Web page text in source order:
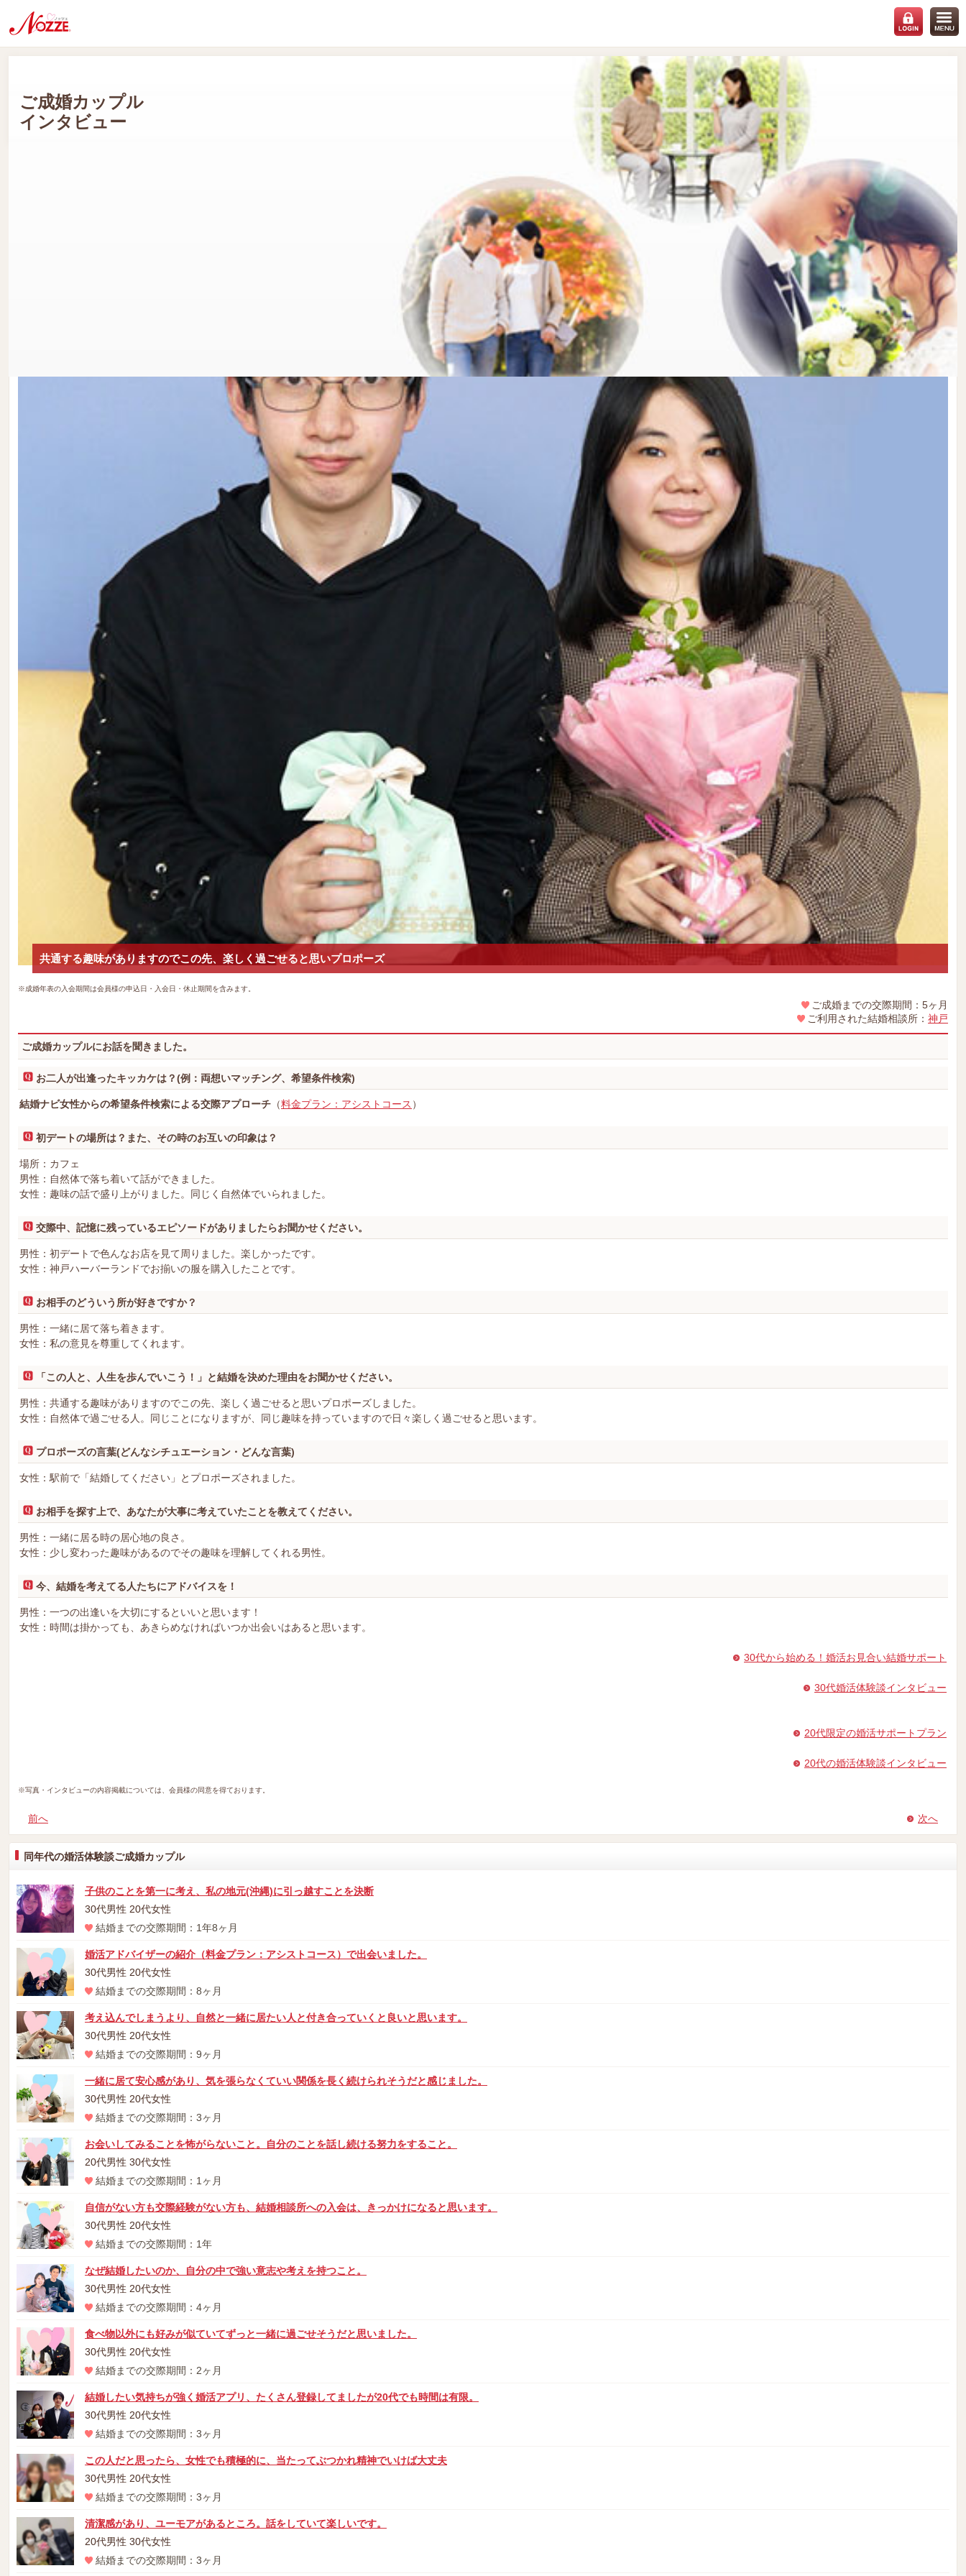
ご成婚カップル
インタビュー
共通する趣味がありますのでこの先、楽しく過ごせると思いプロポーズ
※成婚年表の入会期間は会員様の申込日・入会日・休止期間を含みます。
ご成婚までの交際期間：5ヶ月
ご利用された結婚相談所： 神戸
ご成婚カップルにお話を聞きました。
お二人が出逢ったキッカケは？(例：両想いマッチング、希望条件検索)
結婚ナビ女性からの希望条件検索による交際アプローチ （料金プラン：アシストコース ）
初デートの場所は？また、その時のお互いの印象は？
場所：カフェ
男性：自然体で落ち着いて話ができました。
女性：趣味の話で盛り上がりました。同じく自然体でいられました。
交際中、記憶に残っているエピソードがありましたらお聞かせください。
男性：初デートで色んなお店を見て周りました。楽しかったです。
女性：神戸ハーバーランドでお揃いの服を購入したことです。
お相手のどういう所が好きですか？
男性：一緒に居て落ち着きます。
女性：私の意見を尊重してくれます。
「この人と、人生を歩んでいこう！」と結婚を決めた理由をお聞かせください。
男性：共通する趣味がありますのでこの先、楽しく過ごせると思いプロポーズしました。
女性：自然体で過ごせる人。同じことになりますが、同じ趣味を持っていますので日々楽しく過ごせると思います。
プロポーズの言葉(どんなシチュエーション・どんな言葉)
女性：駅前で「結婚してください」とプロポーズされました。
お相手を探す上で、あなたが大事に考えていたことを教えてください。
男性：一緒に居る時の居心地の良さ。
女性：少し変わった趣味があるのでその趣味を理解してくれる男性。
今、結婚を考えてる人たちにアドバイスを！
男性：一つの出逢いを大切にするといいと思います！
女性：時間は掛かっても、あきらめなければいつか出会いはあると思います。
30代から始める！婚活お見合い結婚サポート
30代婚活体験談インタビュー
20代限定の婚活サポートプラン
20代の婚活体験談インタビュー
※写真・インタビューの内容掲載については、会員様の同意を得ております。
前へ 次へ
同年代の婚活体験談ご成婚カップル
子供のことを第一に考え、私の地元(沖縄)に引っ越すことを決断
30代男性 20代女性
結婚までの交際期間：1年8ヶ月
婚活アドバイザーの紹介（料金プラン：アシストコース）で出会いました。
30代男性 20代女性
結婚までの交際期間：8ヶ月
考え込んでしまうより、自然と一緒に居たい人と付き合っていくと良いと思います。
30代男性 20代女性
結婚までの交際期間：9ヶ月
一緒に居て安心感があり、気を張らなくていい関係を長く続けられそうだと感じました。
30代男性 20代女性
結婚までの交際期間：3ヶ月
お会いしてみることを怖がらないこと。自分のことを話し続ける努力をすること。
20代男性 30代女性
結婚までの交際期間：1ヶ月
自信がない方も交際経験がない方も、結婚相談所への入会は、きっかけになると思います。
30代男性 20代女性
結婚までの交際期間：1年
なぜ結婚したいのか、自分の中で強い意志や考えを持つこと。
30代男性 20代女性
結婚までの交際期間：4ヶ月
食べ物以外にも好みが似ていてずっと一緒に過ごせそうだと思いました。
30代男性 20代女性
結婚までの交際期間：2ヶ月
結婚したい気持ちが強く婚活アプリ、たくさん登録してましたが20代でも時間は有限。
30代男性 20代女性
結婚までの交際期間：3ヶ月
この人だと思ったら、女性でも積極的に、当たってぶつかれ精神でいけば大丈夫
30代男性 20代女性
結婚までの交際期間：3ヶ月
清潔感があり、ユーモアがあるところ。話をしていて楽しいです。
20代男性 30代女性
結婚までの交際期間：3ヶ月